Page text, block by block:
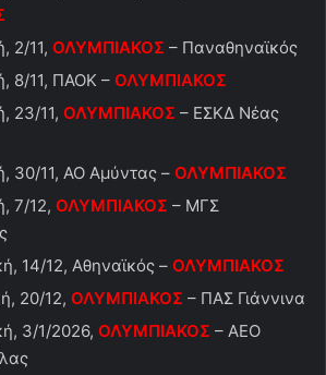
2/11, ΟΛΥΜΠΙΑΚΟΣ – Παναθηναϊκός
8/11, ΠΑΟΚ – ΟΛΥΜΠΙΑΚΟΣ
23/11, ΟΛΥΜΠΙΑΚΟΣ – ΕΣΚΔ Νέας
30/11, ΑΟ Αμύντας – ΟΛΥΜΠΙΑΚΟΣ
7/12, ΟΛΥΜΠΙΑΚΟΣ – ΜΓΣ
14/12, Αθηναϊκός – ΟΛΥΜΠΙΑΚΟΣ
20/12, ΟΛΥΜΠΙΑΚΟΣ – ΠΑΣ Γιάννινα
3/1/2026, ΟΛΥΜΠΙΑΚΟΣ – ΑΕΟ